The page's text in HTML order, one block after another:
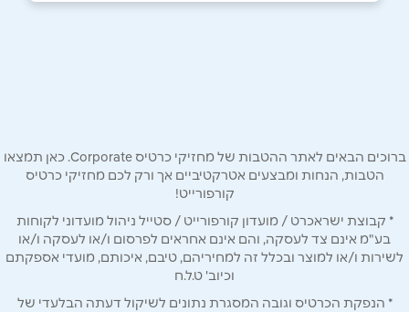
טלפון*
אימייל
ברוכים הבאים לאתר ההטבות של מחזיקי כרטיס Corporate. כאן תמצאו
הטבות, הנחות ומבצעים אטרקטיביים אך ורק לכם מחזיקי כרטיס
קורפורייט!
* קבוצת ישראכרט / מועדון קורפורייט / סטייל ניהול מועדוני לקוחות
בע"מ אינם צד לעסקה, והם אינם אחראים לפרסום ו/או לעסקה ו/או
לשירות ו/או למוצר ובכלל זה למחיריהם, טיבם, איכותם, מועדי אספקתם
וכיוב' ט.ל.ח
* הנפקת הכרטיס וגובה המסגרת נתונים לשיקול דעתה הבלעדי של